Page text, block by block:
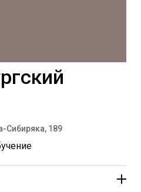
Сибиряка, 189